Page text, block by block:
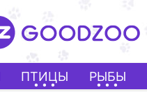
ПТИЦЫ РЫБЫ